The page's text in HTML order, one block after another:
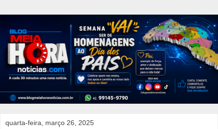
quarta-feira, março 26, 2025